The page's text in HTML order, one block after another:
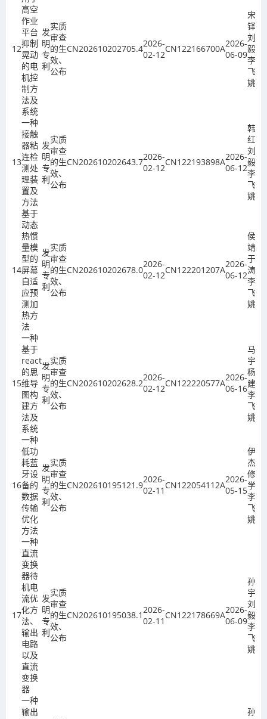
12
高空
作业
平台
抑制
晃动
的电
机控
制方
法及
系统
发
明
专
利
实质
审查
的生
效、
公布
CN202610202705.42026-
02-12
CN122166700A2026-
06-09
宋
铎、
刘
毅、
李
飞、
姚欣
13
一种
接触
器粘
连检
测处
理装
置及
方法
发
明
专
利
实质
审查
的生
效、
公布
CN202610202643.72026-
02-12
CN122193898A2026-
06-12
韩新
红、
刘
毅、
李
飞、
姚欣
14
基于
动态
热惯
量模
型的
屏幕
自适
应预
测加
热方
法
发
明
专
利
实质
审查
的生
效、
公布
CN202610202678.0
2026-
02-12CN122201207A
2026-
06-12
侯
靖、
于永
涛、
李
飞、
姚欣
15
一种
基于
react
的思
维导
图构
建方
法及
系统
发
明
专
利
实质
审查
的生
效、
公布
CN202610202628.2
2026-
02-12CN122220577A
2026-
06-16
马文
宇、
杨保
建、
李
飞、
姚欣
16
一种
低功
耗蓝
牙设
备的
数据
传输
优化
方法
发
明
专
利
实质
审查
的生
效、
公布
CN202610195121.9
2026-
02-11 CN122054112A
2026-
05-15
伊俊
杰、
修红
学、
李
飞、
姚欣
17
一种
直流
变换
器待
机电
流优
化方
法、
输出
电路
以及
直流
变换
器
发
明
专
利
实质
审查
的生
效、
公布
CN202610195038.12026-
02-11
CN122178669A2026-
06-09
孙
宇、
刘
毅、
李
飞、
姚欣
一种
输出
孙